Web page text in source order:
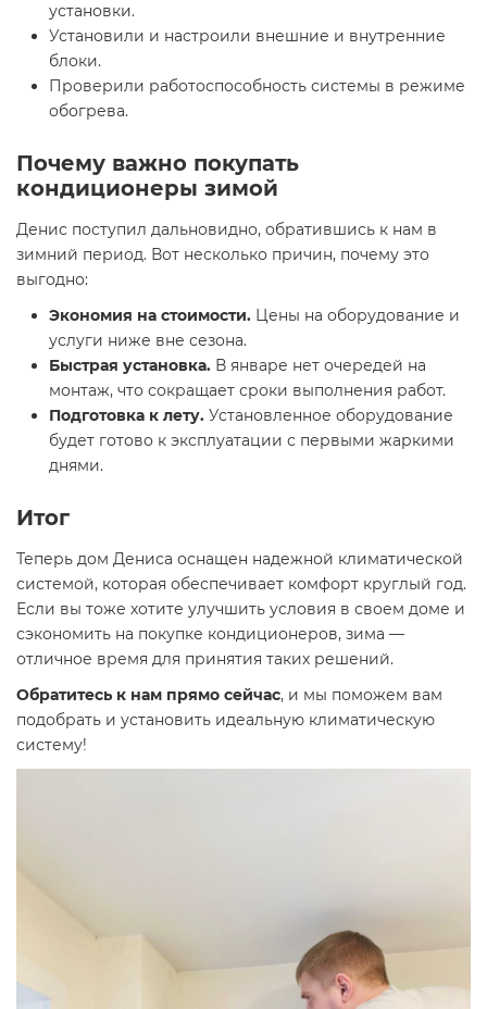
установки.
Установили и настроили внешние и внутренние
блоки.
Проверили работоспособность системы в режиме
обогрева.
Почему важно покупать
кондиционеры зимой
Денис поступил дальновидно, обратившись к нам в
зимний период. Вот несколько причин, почему это
выгодно:
Экономия на стоимости. Цены на оборудование и
услуги ниже вне сезона.
Быстрая установка. В январе нет очередей на
монтаж, что сокращает сроки выполнения работ.
Подготовка к лету. Установленное оборудование
будет готово к эксплуатации с первыми жаркими
днями.
Итог
Теперь дом Дениса оснащен надежной климатической
системой, которая обеспечивает комфорт круглый год.
Если вы тоже хотите улучшить условия в своем доме и
сэкономить на покупке кондиционеров, зима —
отличное время для принятия таких решений.
Обратитесь к нам прямо сейчас, и мы поможем вам
подобрать и установить идеальную климатическую
систему!